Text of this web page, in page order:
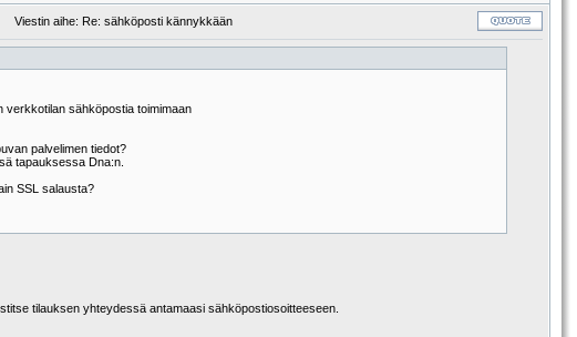
Viestin aihe: Re: sähköposti kännykkään
verkkotilan sähköpostia toimimaan
palvelimen tiedot?
tapauksessa Dna:n.
SSL salausta?
tilauksen yhteydessä antamaasi sähköpostiosoitteeseen.